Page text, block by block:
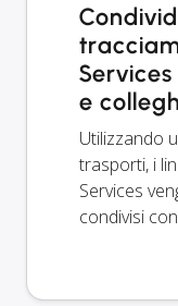
e
Utilizzando
trasporti, i
Services
condivisi